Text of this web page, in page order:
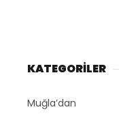
KATEGORİLER
Muğla’dan